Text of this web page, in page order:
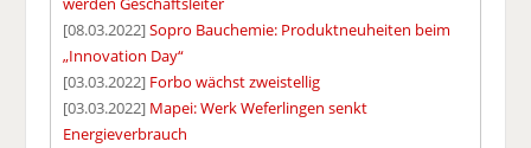
[08.03.2022]Sopro Bauchemie: Produktneuheiten beim
„Innovation Day“
[03.03.2022] Forbo wächst zweistellig
[03.03.2022] Mapei: Werk Weferlingen senkt
Energieverbrauch